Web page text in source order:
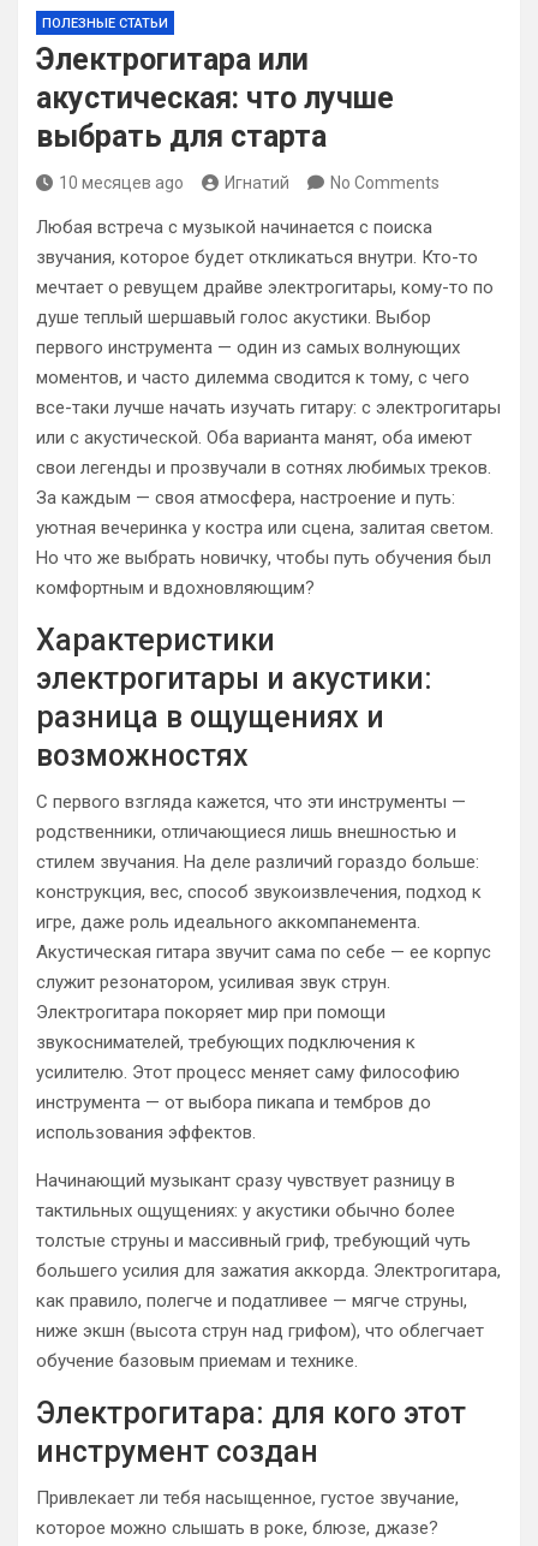
ПОЛЕЗНЫЕ СТАТЬИ
Электрогитара или
акустическая: что лучше
выбрать для старта
10 месяцев ago Игнатий No Comments
Любая встреча с музыкой начинается с поиска
звучания, которое будет откликаться внутри. Кто-то
мечтает о ревущем драйве электрогитары, кому-то по
душе теплый шершавый голос акустики. Выбор
первого инструмента — один из самых волнующих
моментов, и часто дилемма сводится к тому, с чего
все-таки лучше начать изучать гитару: с электрогитары
или с акустической. Оба варианта манят, оба имеют
свои легенды и прозвучали в сотнях любимых треков.
За каждым — своя атмосфера, настроение и путь:
уютная вечеринка у костра или сцена, залитая светом.
Но что же выбрать новичку, чтобы путь обучения был
комфортным и вдохновляющим?
Характеристики
электрогитары и акустики:
разница в ощущениях и
возможностях
С первого взгляда кажется, что эти инструменты —
родственники, отличающиеся лишь внешностью и
стилем звучания. На деле различий гораздо больше:
конструкция, вес, способ звукоизвлечения, подход к
игре, даже роль идеального аккомпанемента.
Акустическая гитара звучит сама по себе — ее корпус
служит резонатором, усиливая звук струн.
Электрогитара покоряет мир при помощи
звукоснимателей, требующих подключения к
усилителю. Этот процесс меняет саму философию
инструмента — от выбора пикапа и тембров до
использования эффектов.
Начинающий музыкант сразу чувствует разницу в
тактильных ощущениях: у акустики обычно более
толстые струны и массивный гриф, требующий чуть
большего усилия для зажатия аккорда. Электрогитара,
как правило, полегче и податливее — мягче струны,
ниже экшн (высота струн над грифом), что облегчает
обучение базовым приемам и технике.
Электрогитара: для кого этот
инструмент создан
Привлекает ли тебя насыщенное, густое звучание,
которое можно слышать в роке, блюзе, джазе?